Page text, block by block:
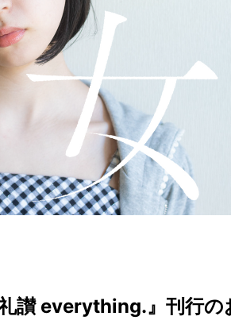
讃 everything.』刊行の